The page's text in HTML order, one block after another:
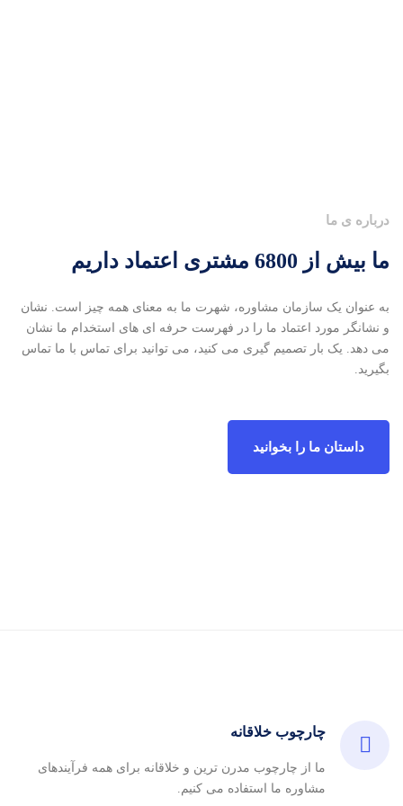
درباره ی ما
ما بیش از 6800 مشتری اعتماد داریم
به عنوان یک سازمان مشاوره، شهرت ما به معنای همه چیز است. نشان
و نشانگر مورد اعتماد ما را در فهرست حرفه ای های استخدام ما نشان
می دهد. یک بار تصمیم گیری می کنید، می توانید برای تماس با ما تماس
بگیرید.
داستان ما را بخوانید
چارچوب خلاقانه
ما از چارچوب مدرن ترین و خلاقانه برای همه فرآیندهای
مشاوره ما استفاده می کنیم.